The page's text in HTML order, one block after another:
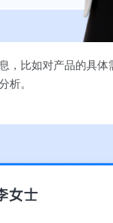
，比如对产品的具体
析。